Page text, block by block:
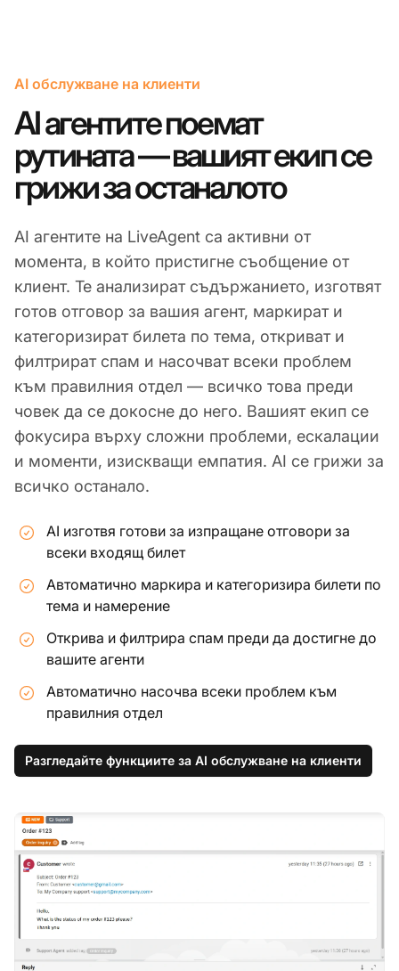
AI обслужване на клиенти
AI агентите поемат
рутината — вашият екип се
грижи за останалото
AI агентите на LiveAgent са активни от
момента, в който пристигне съобщение от
клиент. Те анализират съдържанието, изготвят
готов отговор за вашия агент, маркират и
категоризират билета по тема, откриват и
филтрират спам и насочват всеки проблем
към правилния отдел — всичко това преди
човек да се докосне до него. Вашият екип се
фокусира върху сложни проблеми, ескалации
и моменти, изискващи емпатия. AI се грижи за
всичко останало.
AI изготвя готови за изпращане отговори за
всеки входящ билет
Автоматично маркира и категоризира билети по
тема и намерение
Открива и филтрира спам преди да достигне до
вашите агенти
Автоматично насочва всеки проблем към
правилния отдел
Разгледайте функциите за AI обслужване на клиенти